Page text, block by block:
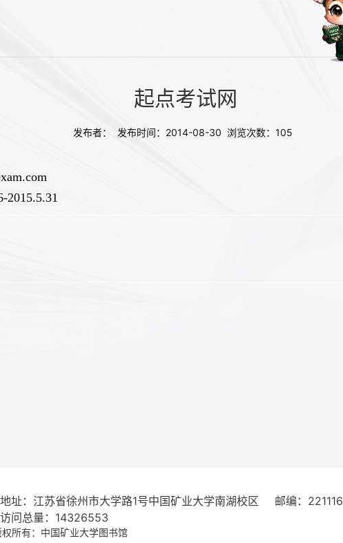
起点考试网
发布者： 发布时间：2014-08-30 浏览次数：105
2015.5.31
地址：江苏省徐州市大学路1号中国矿业大学南湖校区 邮编：221116
访问总量： 14326553
权所有：中国矿业大学图书馆